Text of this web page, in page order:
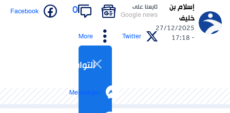
إسلام بن
خليف
27/12/2025
- 17:18
تابعنا على
Google news
0
Facebook
Twitter
More
التواصل الاجتماعي
Messenger